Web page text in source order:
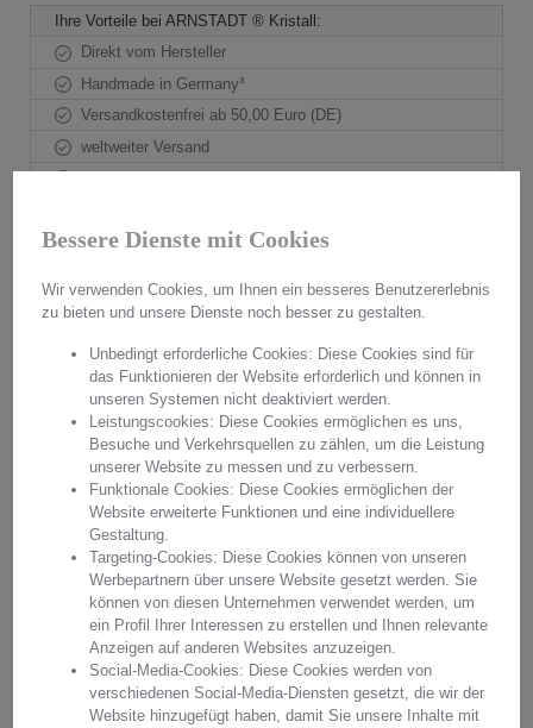
Ihre Vorteile bei ARNSTADT ® Kristall:
Direkt vom Hersteller
Handmade in Germany³
Versandkostenfrei ab 50,00 Euro (DE)
weltweiter Versand
Beschreibung
Bewertungen
Pflegeleitfaden
Umtauschgarantie
Bessere Dienste mit Cookies
Wir verwenden Cookies, um Ihnen ein besseres Benutzererlebnis
zu bieten und unsere Dienste noch besser zu gestalten.
Unbedingt erforderliche Cookies: Diese Cookies sind für
das Funktionieren der Website erforderlich und können in
unseren Systemen nicht deaktiviert werden.
Leistungscookies: Diese Cookies ermöglichen es uns,
Besuche und Verkehrsquellen zu zählen, um die Leistung
unserer Website zu messen und zu verbessern.
Funktionale Cookies: Diese Cookies ermöglichen der
Website erweiterte Funktionen und eine individuellere
Gestaltung.
Targeting-Cookies: Diese Cookies können von unseren
Werbepartnern über unsere Website gesetzt werden. Sie
können von diesen Unternehmen verwendet werden, um
ein Profil Ihrer Interessen zu erstellen und Ihnen relevante
Anzeigen auf anderen Websites anzuzeigen.
Social-Media-Cookies: Diese Cookies werden von
verschiedenen Social-Media-Diensten gesetzt, die wir der
Website hinzugefügt haben, damit Sie unsere Inhalte mit